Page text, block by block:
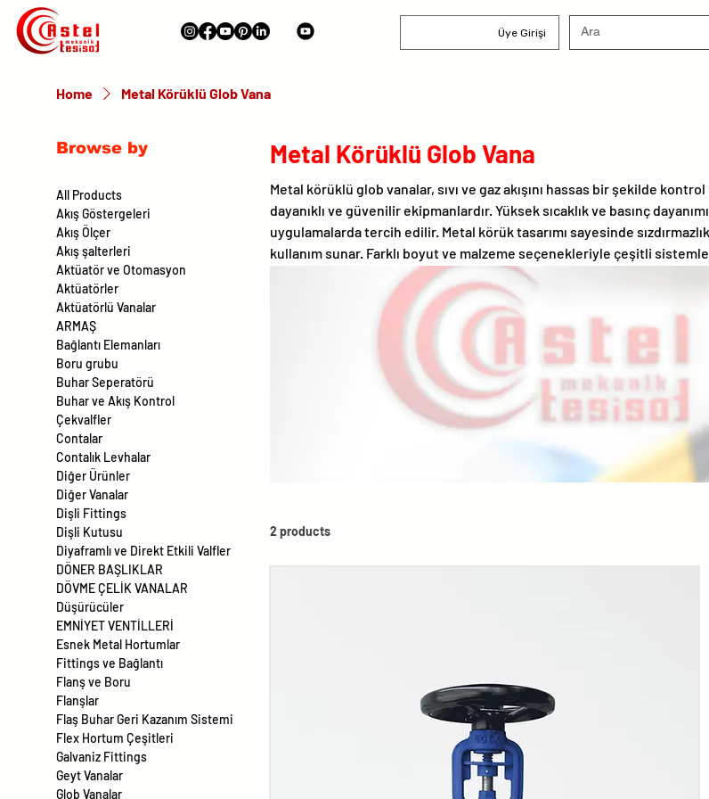
Üye Girişi
Home Metal Körüklü Glob Vana
Browse by
All Products
Akış Göstergeleri
Akış Ölçer
Akış şalterleri
Aktüatör ve Otomasyon
Aktüatörler
Aktüatörlü Vanalar
ARMAŞ
Bağlantı Elemanları
Boru grubu
Buhar Seperatörü
Buhar ve Akış Kontrol
Çekvalfler
Contalar
Contalık Levhalar
Diğer Ürünler
Diğer Vanalar
Dişli Fittings
Dişli Kutusu
Diyaframlı ve Direkt Etkili Valfler
DÖNER BAŞLIKLAR
DÖVME ÇELİK VANALAR
Düşürücüler
EMNİYET VENTİLLERİ
Esnek Metal Hortumlar
Fittings ve Bağlantı
Flanş ve Boru
Flanşlar
Flaş Buhar Geri Kazanım Sistemi
Flex Hortum Çeşitleri
Galvaniz Fittings
Geyt Vanalar
Glob Vanalar
Metal Körüklü Glob Vana
Metal körüklü glob vanalar, sıvı ve gaz akışını hassas bir şekilde
dayanıklı ve güvenilir ekipmanlardır. Yüksek sıcaklık ve basınç
uygulamalarda tercih edilir. Metal körük tasarımı sayesinde
kullanım sunar. Farklı boyut ve malzeme seçenekleriyle çeşitli
2 products